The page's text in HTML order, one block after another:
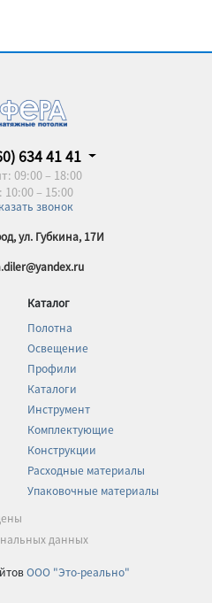
634 41 41
09:00 – 18:00
10:00 – 15:00
звонок
ул. Губкина, 17И
Каталог
Полотна
Освещение
Профили
Каталоги
Инструмент
Комплектующие
Конструкции
Расходные материалы
Упаковочные материалы
данных
ООО "Это-реально"